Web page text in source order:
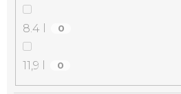
8.4 l 0
11,9 l 0